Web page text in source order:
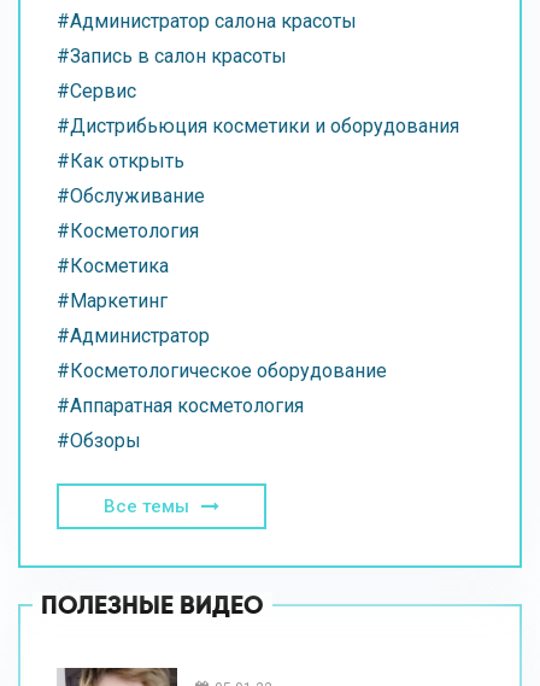
#Администратор салона красоты
#Запись в салон красоты
#Сервис
#Дистрибьюция косметики и оборудования
#Как открыть
#Обслуживание
#Косметология
#Косметика
#Маркетинг
#Администратор
#Косметологическое оборудование
#Аппаратная косметология
#Обзоры
Все темы
ПОЛЕЗНЫЕ ВИДЕО